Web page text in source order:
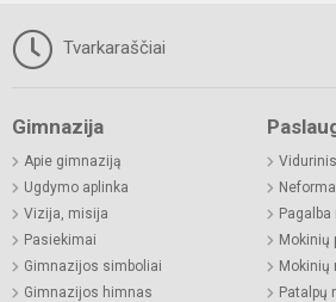
Tvarkaraščiai
Gimnazija
Apie gimnaziją
Ugdymo aplinka
Vizija, misija
Pasiekimai
Gimnazijos simboliai
Gimnazijos himnas
Mokinių
Mokinių
Patalpų